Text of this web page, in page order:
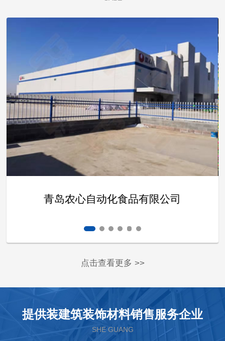
青岛农心自动化食品有限公司
点击查看更多 >>
提供装建筑装饰材料销售服务企业
SHE GUANG